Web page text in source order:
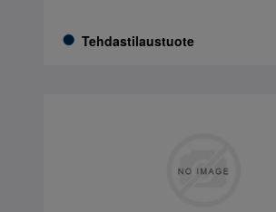
Tehdastilaustuote